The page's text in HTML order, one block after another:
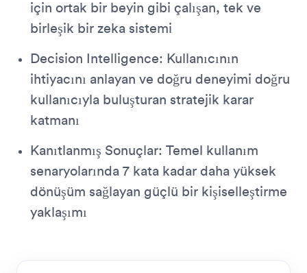
için ortak bir beyin gibi çalışan, tek ve
birleşik bir zeka sistemi
Decision Intelligence: Kullanıcının
ihtiyacını anlayan ve doğru deneyimi doğru
kullanıcıyla buluşturan stratejik karar
katmanı
Kanıtlanmış Sonuçlar: Temel kullanım
senaryolarında 7 kata kadar daha yüksek
dönüşüm sağlayan güçlü bir kişiselleştirme
yaklaşımı